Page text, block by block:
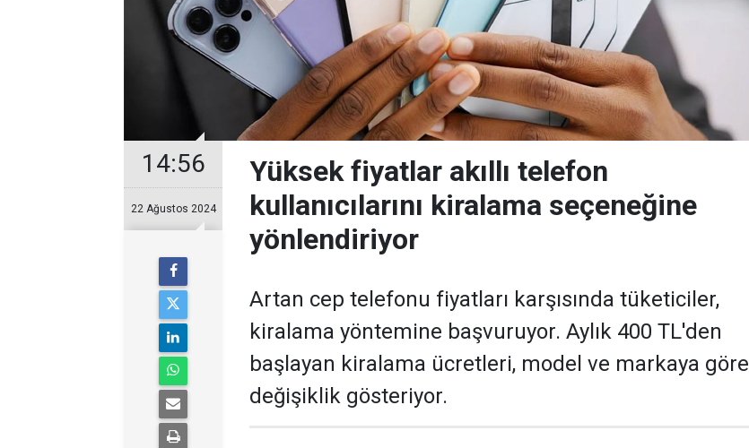
14:56
22 Ağustos 2024
Yüksek fiyatlar akıllı telefon
kullanıcılarını kiralama seçeneğine
yönlendiriyor
Artan cep telefonu fiyatları karşısında tüketiciler,
kiralama yöntemine başvuruyor. Aylık 400 TL'den
başlayan kiralama ücretleri, model ve markaya göre
değişiklik gösteriyor.